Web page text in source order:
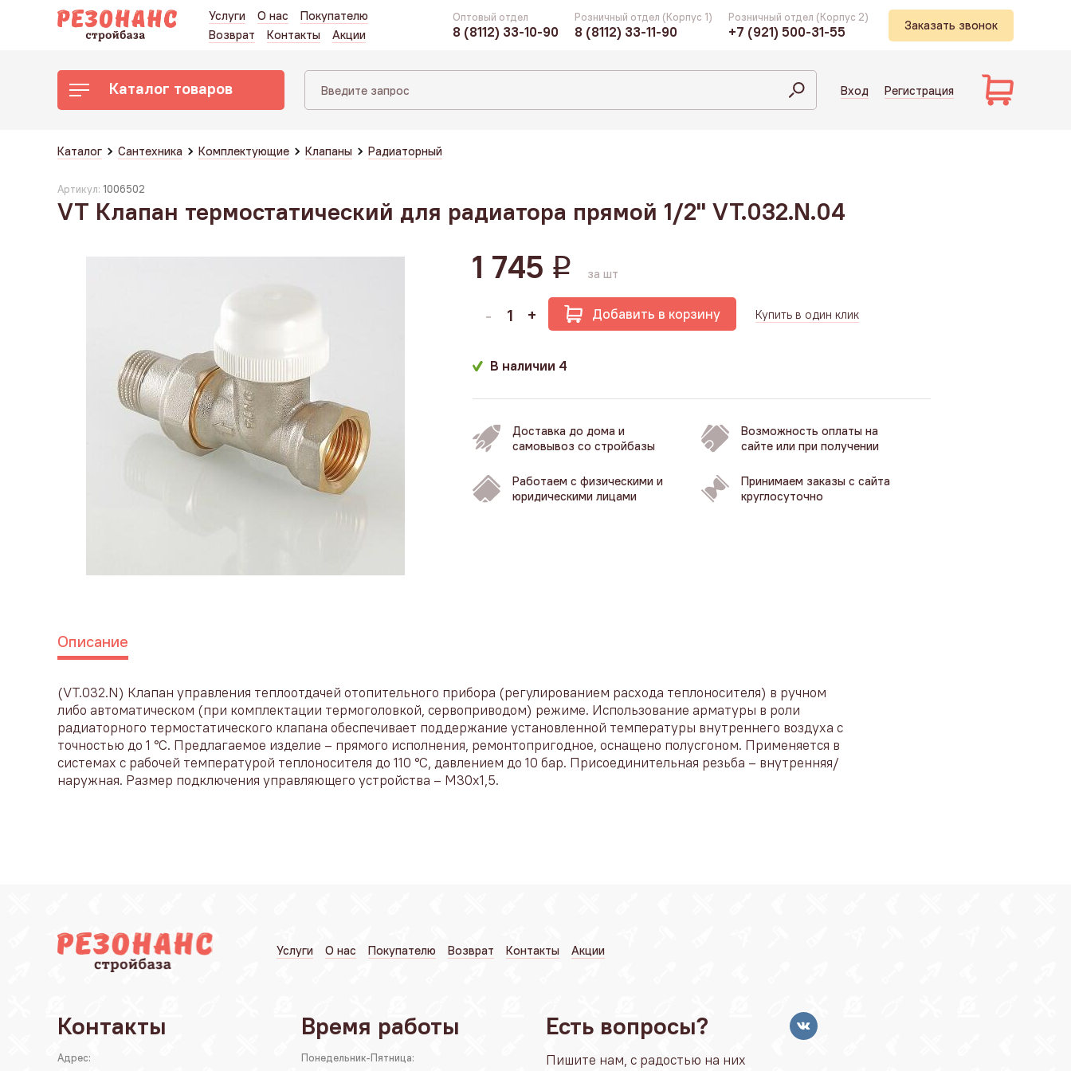
Услуги О нас
Покупателю
Возврат
Контакты Акции
Оптовый отдел
8 (8112) 33-10-90
Розничный отдел (Корпус 1)
8 (8112) 33-11-90
Розничный отдел (Корпус 2)
+7 (921) 500-31-55 Заказать звонок
Каталог товаров Вход Регистрация
Каталог Сантехника Комплектующие Клапаны Радиаторный
Артикул: 1006502
VT Клапан термостатический для радиатора прямой 1/2" VT.032.N.04
1 745 q за шт
Добавить в корзину Купить в один клик
В наличии 4
Доставка до дома и
самовывоз со стройбазы
Возможность оплаты на
сайте или при получении
Работаем с физическими и
юридическими лицами
Принимаем заказы с сайта
круглосуточно
Описание
(VT.032.N) Клапан управления теплоотдачей отопительного прибора (регулированием расхода теплоносителя) в ручном
либо автоматическом (при комплектации термоголовкой, сервоприводом) режиме. Использование арматуры в роли
радиаторного термостатического клапана обеспечивает поддержание установленной температуры внутреннего воздуха с
точностью до 1 °С. Предлагаемое изделие – прямого исполнения, ремонтопригодное, оснащено полусгоном. Применяется в
системах с рабочей температурой теплоносителя до 110 °С, давлением до 10 бар. Присоединительная резьба – внутренняя/
наружная. Размер подключения управляющего устройства – М30x1,5.
Услуги О нас Покупателю Возврат Контакты Акции
Контакты
Адрес:
Время работы
Понедельник-Пятница:
Есть вопросы?
Пишите нам, с радостью на них